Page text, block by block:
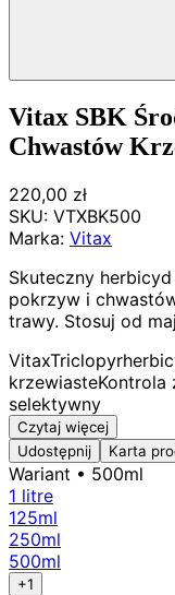
Vitax SBK
Chwastów
220,00 zł
SKU: VTXBK500
Marka: Vitax
Skuteczny
pokrzyw i
trawy. Stosuj od
VitaxTriclopyr
krzewiasteKontrola
selektywny
Czytaj więcej
Udostępnij
Karta
Wariant • 500ml
1 litre
125ml
250ml
500ml
+1